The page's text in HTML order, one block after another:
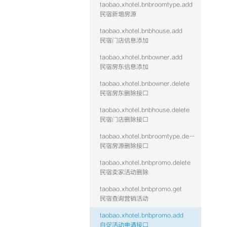
taobao.xhotel.bnbroomtype.add
民宿新增房源
taobao.xhotel.bnbhouse.add
民宿门店信息添加
taobao.xhotel.bnbowner.add
民宿房东信息添加
taobao.xhotel.bnbowner.delete
民宿房东删除接口
taobao.xhotel.bnbhouse.delete
民宿门店删除接口
taobao.xhotel.bnbroomtype.delete
民宿房源删除接口
taobao.xhotel.bnbpromo.delete
民宿卖家活动删除
taobao.xhotel.bnbpromo.get
民宿查询营销活动
taobao.xhotel.bnbpromo.add
自促活动申请接口